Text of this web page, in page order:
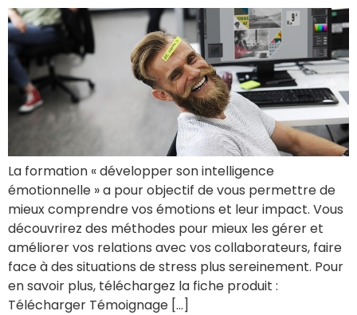
La formation « développer son intelligence
émotionnelle » a pour objectif de vous permettre de
mieux comprendre vos émotions et leur impact. Vous
découvrirez des méthodes pour mieux les gérer et
améliorer vos relations avec vos collaborateurs, faire
face à des situations de stress plus sereinement. Pour
en savoir plus, téléchargez la fiche produit :
Télécharger Témoignage […]